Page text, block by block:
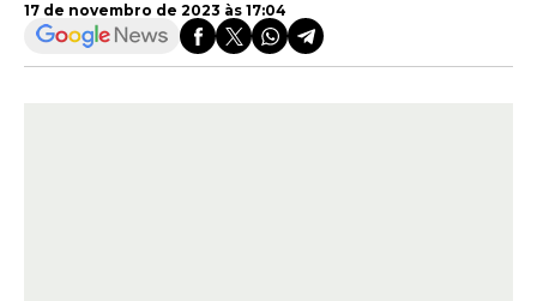
17 de novembro de 2023 às 17:04